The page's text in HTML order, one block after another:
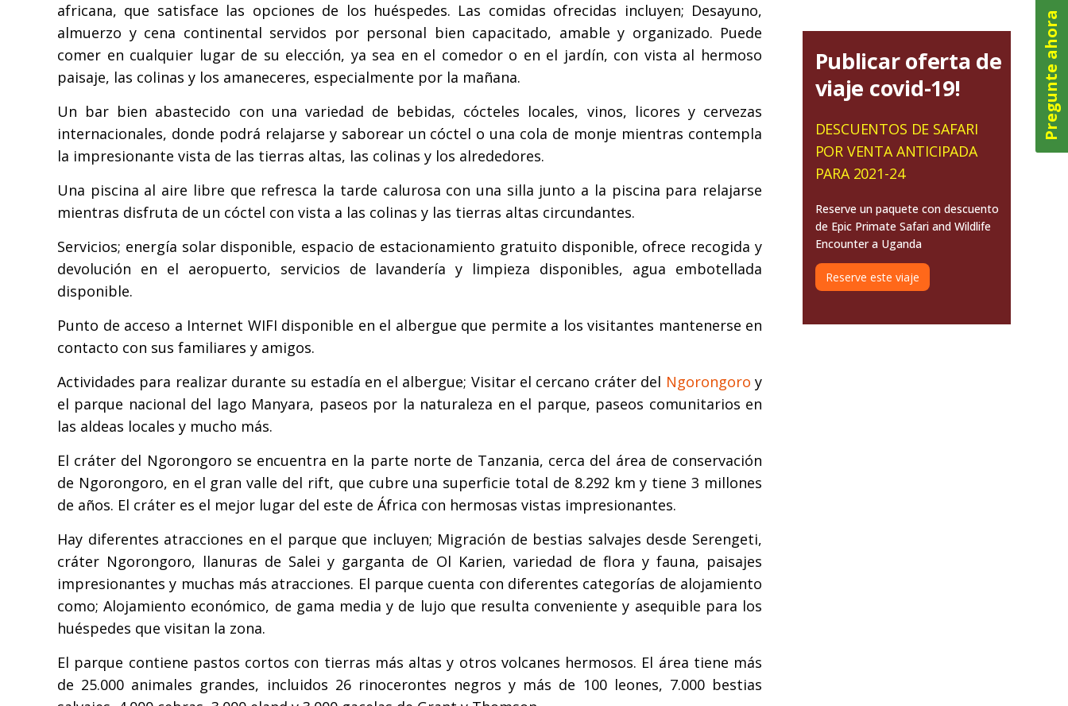
africana, que satisface las opciones de los huéspedes. Las comidas ofrecidas incluyen; Desayuno,
almuerzo y cena continental servidos por personal bien capacitado, amable y organizado. Puede
comer en cualquier lugar de su elección, ya sea en el comedor o en el jardín, con vista al hermoso
paisaje, las colinas y los amaneceres, especialmente por la mañana.
Un bar bien abastecido con una variedad de bebidas, cócteles locales, vinos, licores y cervezas
internacionales, donde podrá relajarse y saborear un cóctel o una cola de monje mientras contempla
la impresionante vista de las tierras altas, las colinas y los alrededores.
Una piscina al aire libre que refresca la tarde calurosa con una silla junto a la piscina para relajarse
mientras disfruta de un cóctel con vista a las colinas y las tierras altas circundantes.
Servicios; energía solar disponible, espacio de estacionamiento gratuito disponible, ofrece recogida y
devolución en el aeropuerto, servicios de lavandería y limpieza disponibles, agua embotellada
disponible.
Punto de acceso a Internet WIFI disponible en el albergue que permite a los visitantes mantenerse en
contacto con sus familiares y amigos.
Actividades para realizar durante su estadía en el albergue; Visitar el cercano cráter del Ngorongoro y
el parque nacional del lago Manyara, paseos por la naturaleza en el parque, paseos comunitarios en
las aldeas locales y mucho más.
El cráter del Ngorongoro se encuentra en la parte norte de Tanzania, cerca del área de conservación
de Ngorongoro, en el gran valle del rift, que cubre una superficie total de 8.292 km y tiene 3 millones
de años. El cráter es el mejor lugar del este de África con hermosas vistas impresionantes.
Hay diferentes atracciones en el parque que incluyen; Migración de bestias salvajes desde Serengeti,
cráter Ngorongoro, llanuras de Salei y garganta de Ol Karien, variedad de flora y fauna, paisajes
impresionantes y muchas más atracciones. El parque cuenta con diferentes categorías de alojamiento
como; Alojamiento económico, de gama media y de lujo que resulta conveniente y asequible para los
huéspedes que visitan la zona.
El parque contiene pastos cortos con tierras más altas y otros volcanes hermosos. El área tiene más
de 25.000 animales grandes, incluidos 26 rinocerontes negros y más de 100 leones, 7.000 bestias
Publicar oferta de
viaje covid-19!
DESCUENTOS DE SAFARI
POR VENTA ANTICIPADA
PARA 2021-24
Reserve un paquete con descuento
de Epic Primate Safari and Wildlife
Encounter a Uganda
Reserve este viaje
Pregunte ahora